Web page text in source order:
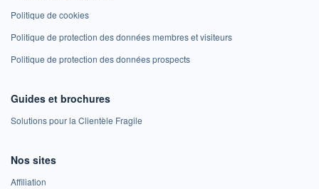
Politique de cookies
Politique de protection des données membres et visiteurs
Politique de protection des données prospects
Guides et brochures
Solutions pour la Clientèle Fragile
Nos sites
Affiliation